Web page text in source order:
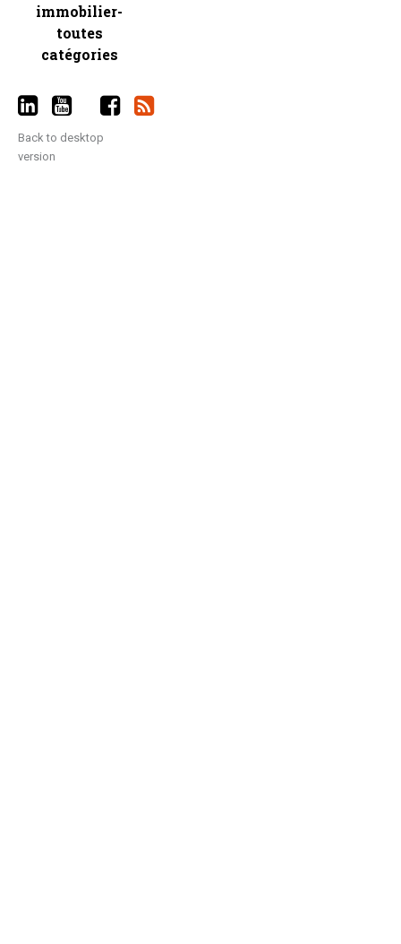
immobilier-
toutes
catégories
Back to desktop
version